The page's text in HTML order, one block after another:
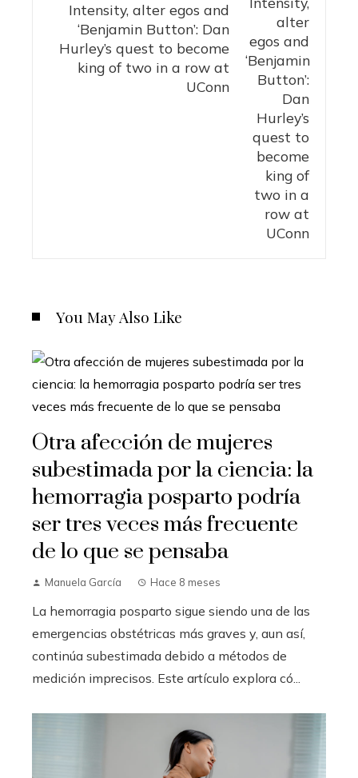
Intensity, alter egos and
‘Benjamin Button’: Dan
Hurley’s quest to become
king of two in a row at
UConn
You May Also Like
Otra afección de mujeres
subestimada por la ciencia: la
hemorragia posparto podría
ser tres veces más frecuente
de lo que se pensaba
Manuela García Hace 8 meses
La hemorragia posparto sigue siendo una de las
emergencias obstétricas más graves y, aun así,
continúa subestimada debido a métodos de
medición imprecisos. Este artículo explora có...